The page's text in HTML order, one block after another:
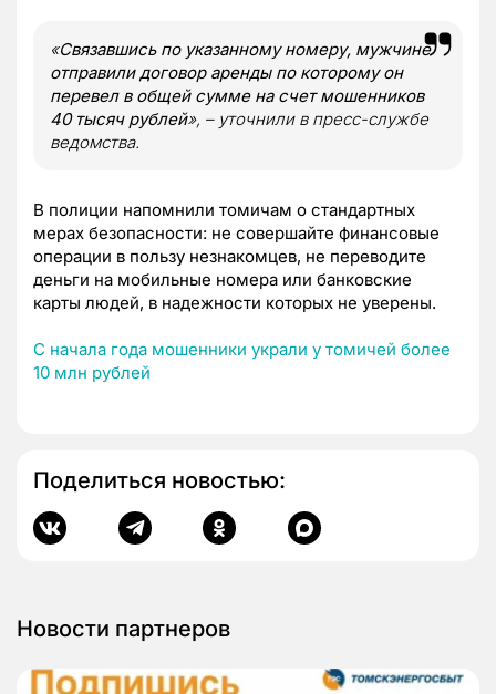
«Связавшись по указанному номеру, мужчине
отправили договор аренды по которому он
перевел в общей сумме на счет мошенников
40 тысяч рублей», – уточнили в пресс-службе
ведомства.
В полиции напомнили томичам о стандартных
мерах безопасности: не совершайте финансовые
операции в пользу незнакомцев, не переводите
деньги на мобильные номера или банковские
карты людей, в надежности которых не уверены.
С начала года мошенники украли у томичей более
10 млн рублей
Поделиться новостью:
Новости партнеров